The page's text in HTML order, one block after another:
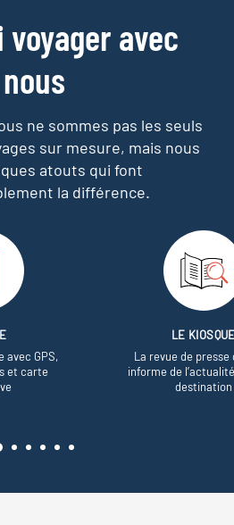
voyager avec
nous
ne sommes pas les seuls
sur mesure, mais nous
atouts qui font
la différence.
avec GPS,
et carte
LE
La revue de presse
informe de
destination